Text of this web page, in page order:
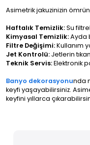
Asimetrik jakuzinizin
Haftalık Temizlik:Su
Kimyasal Temizlik:Ayda
Filtre Değişimi:Kullanım
Jet Kontrolü: Jetlerin
Teknik Servis:Elektronik
Banyo dekorasyonunda
keyfi yaşayabilirsiniz.
keyfini yıllarca